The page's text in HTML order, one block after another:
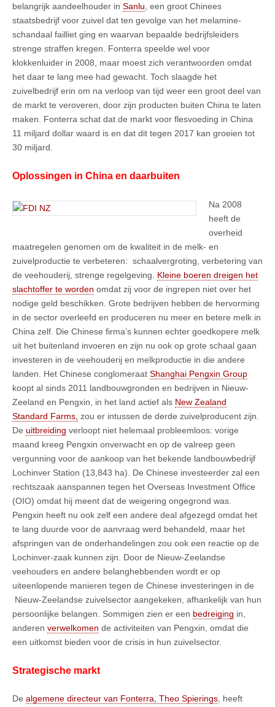
belangrijk aandeelhouder in Sanlu , een groot Chinees
staatsbedrijf voor zuivel dat ten gevolge van het melamine-
schandaal failliet ging en waarvan bepaalde bedrijfsleiders
strenge straffen kregen. Fonterra speelde wel voor
klokkenluider in 2008, maar moest zich verantwoorden omdat
het daar te lang mee had gewacht. Toch slaagde het
zuivelbedrijf erin om na verloop van tijd weer een groot deel van
de markt te veroveren, door zijn producten buiten China te laten
maken. Fonterra schat dat de markt voor flesvoeding in China
11 miljard dollar waard is en dat dit tegen 2017 kan groeien tot
30 miljard.
Oplossingen in China en daarbuiten
Na 2008
heeft de
overheid
maatregelen genomen om de kwaliteit in de melk- en
zuivelproductie te verbeteren: schaalvergroting, verbetering van
de veehouderij, strenge regelgeving. Kleine boeren dreigen het
slachtoffer te worden omdat zij voor de ingrepen niet over het
nodige geld beschikken. Grote bedrijven hebben de hervorming
in de sector overleefd en produceren nu meer en betere melk in
China zelf. Die Chinese firma’s kunnen echter goedkopere melk
uit het buitenland invoeren en zijn nu ook op grote schaal gaan
investeren in de veehouderij en melkproductie in die andere
landen. Het Chinese conglomeraat Shanghai Pengxin Group
koopt al sinds 2011 landbouwgronden en bedrijven in Nieuw-
Zeeland en Pengxin, in het land actief als New Zealand
Standard Farms, zou er intussen de derde zuivelproducent zijn.
De uitbreiding verloopt niet helemaal probleemloos: vorige
maand kreeg Pengxin onverwacht en op de valreep geen
vergunning voor de aankoop van het bekende landbouwbedrijf
Lochinver Station (13,843 ha). De Chinese investeerder zal een
rechtszaak aanspannen tegen het Overseas Investment Office
(OIO) omdat hij meent dat de weigering ongegrond was.
Pengxin heeft nu ook zelf een andere deal afgezegd omdat het
te lang duurde voor de aanvraag werd behandeld, maar het
afspringen van de onderhandelingen zou ook een reactie op de
Lochinver-zaak kunnen zijn. Door de Nieuw-Zeelandse
veehouders en andere belanghebbenden wordt er op
uiteenlopende manieren tegen de Chinese investeringen in de
Nieuw-Zeelandse zuivelsector aangekeken, afhankelijk van hun
persoonlijke belangen. Sommigen zien er een bedreiging in,
anderen verwelkomen de activiteiten van Pengxin, omdat die
een uitkomst bieden voor de crisis in hun zuivelsector.
Strategische markt
De algemene directeur van Fonterra, Theo Spierings , heeft